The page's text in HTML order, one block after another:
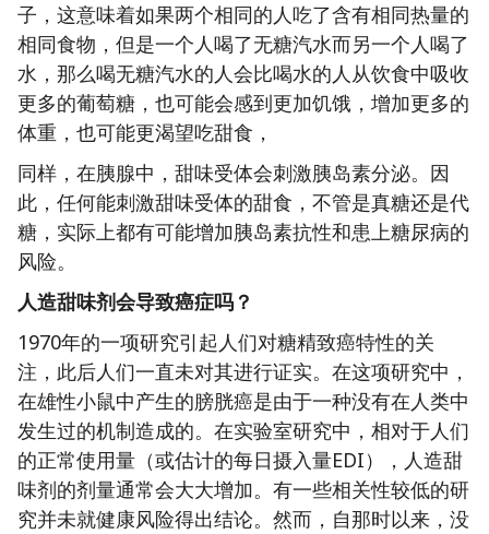
子，这意味着如果两个相同的人吃了含有相同热量的
相同食物，但是一个人喝了无糖汽水而另一个人喝了
水，那么喝无糖汽水的人会比喝水的人从饮食中吸收
更多的葡萄糖，也可能会感到更加饥饿，增加更多的
体重，也可能更渴望吃甜食，
同样，在胰腺中，甜味受体会刺激胰岛素分泌。因
此，任何能刺激甜味受体的甜食，不管是真糖还是代
糖，实际上都有可能增加胰岛素抗性和患上糖尿病的
风险。
人造甜味剂会导致癌症吗？
1970年的一项研究引起人们对糖精致癌特性的关
注，此后人们一直未对其进行证实。在这项研究中，
在雄性小鼠中产生的膀胱癌是由于一种没有在人类中
发生过的机制造成的。在实验室研究中，相对于人们
的正常使用量（或估计的每日摄入量EDI），人造甜
味剂的剂量通常会大大增加。有一些相关性较低的研
究并未就健康风险得出结论。然而，自那时以来，没